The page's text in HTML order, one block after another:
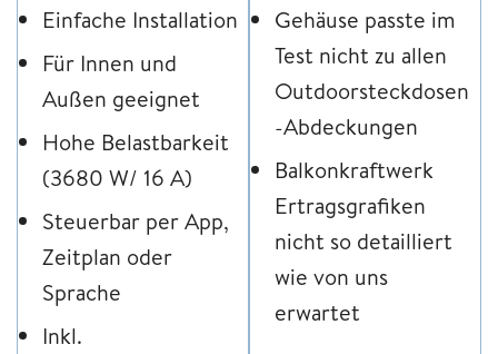
Einfache Installation
Für Innen und
Außen geeignet
Hohe Belastbarkeit
(3680 W/ 16 A)
Steuerbar per App,
Zeitplan oder
Sprache
Inkl.
Gehäuse passte im
Test nicht zu allen
Outdoorsteckdosen
-Abdeckungen
Balkonkraftwerk
Ertragsgrafiken
nicht so detailliert
wie von uns
erwartet